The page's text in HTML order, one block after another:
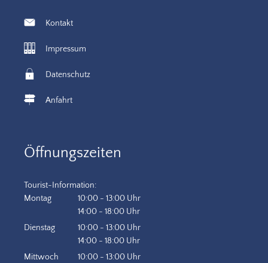
Kontakt
Impressum
Datenschutz
Anfahrt
Öffnungszeiten
Tourist-Information:
Montag
10:00 - 13:00 Uhr
Von 10:00 bis 13:00 Uhr
14:00 - 18:00 Uhr
Von 14:00 bis 18:00 Uhr
Dienstag 10:00 - 13:00 Uhr
Von 10:00 bis 13:00 Uhr
14:00 - 18:00 Uhr
Von 14:00 bis 18:00 Uhr
Mittwoch 10:00 - 13:00 Uhr